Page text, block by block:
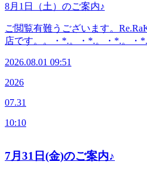
駅・立川駅からもアクセス◎高
から徒歩10分圏内。〈電話番号
ンで△や×と表示されていてもご
ます。。・*.。・*.。・*.。・*.
*.。・*こんにちは。本日ブログ
まりましたね。いかがお過ごし
物詩「爽快ヘッドスパ」の季節
はぜひこの機会にお試し下さい
ットケアやハンドケアにもお付
ください♪・*.。・*.。・*.。・*.
*.。・*『肩甲骨ケア&amp;骨盤
平の森3FRe.Ra.Ku イオンモール
8月1日（土）のご案内♪
ご閲覧有難うございます。
店です。。・*.。・*.。・*.。・
空きがございます。12:00--21:00
ます。。・*.。・*.。・*.。・*.
まりましたね。いかがお過ごし
はぜひこの機会にお試し下さい
ットケアやハンドケアにもお付
がございます。ぜひお越しくだ
2026.08.01 09:51
2026
07.31
10:10
7月31日(金)のご案内♪